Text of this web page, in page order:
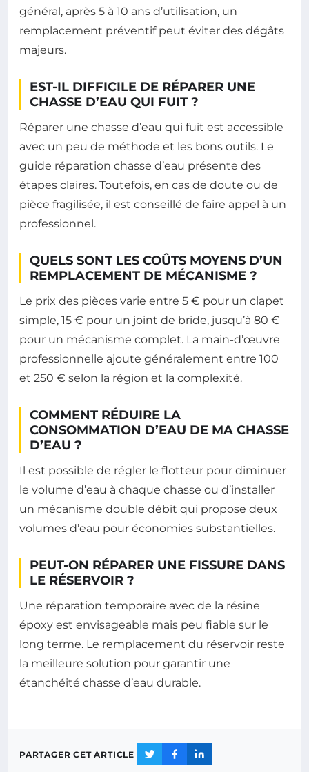
général, après 5 à 10 ans d’utilisation, un
remplacement préventif peut éviter des dégâts
majeurs.
EST-IL DIFFICILE DE RÉPARER UNE
CHASSE D’EAU QUI FUIT ?
Réparer une chasse d’eau qui fuit est accessible
avec un peu de méthode et les bons outils. Le
guide réparation chasse d’eau présente des
étapes claires. Toutefois, en cas de doute ou de
pièce fragilisée, il est conseillé de faire appel à un
professionnel.
QUELS SONT LES COÛTS MOYENS D’UN
REMPLACEMENT DE MÉCANISME ?
Le prix des pièces varie entre 5 € pour un clapet
simple, 15 € pour un joint de bride, jusqu’à 80 €
pour un mécanisme complet. La main-d’œuvre
professionnelle ajoute généralement entre 100
et 250 € selon la région et la complexité.
COMMENT RÉDUIRE LA
CONSOMMATION D’EAU DE MA CHASSE
D’EAU ?
Il est possible de régler le flotteur pour diminuer
le volume d’eau à chaque chasse ou d’installer
un mécanisme double débit qui propose deux
volumes d’eau pour économies substantielles.
PEUT-ON RÉPARER UNE FISSURE DANS
LE RÉSERVOIR ?
Une réparation temporaire avec de la résine
époxy est envisageable mais peu fiable sur le
long terme. Le remplacement du réservoir reste
la meilleure solution pour garantir une
étanchéité chasse d’eau durable.
PARTAGER CET ARTICLE